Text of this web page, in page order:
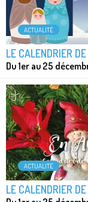
ACTUALITÉ
LE CALENDRIER
Du 1er au 25
ACTUALITÉ
LE CALENDRIER